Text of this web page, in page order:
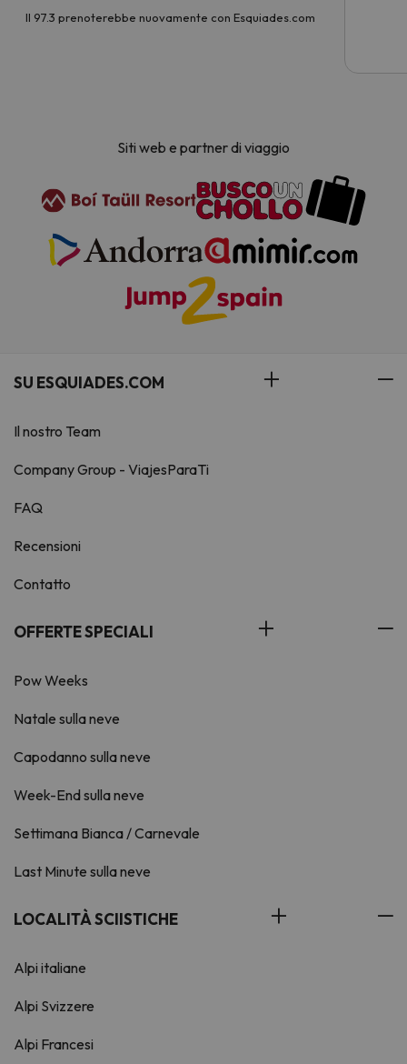
Il 97.3 prenoterebbe nuovamente con Esquiades.com
Siti web e partner di viaggio
SU ESQUIADES.COM
Il nostro Team
Company Group - ViajesParaTi
FAQ
Recensioni
Contatto
OFFERTE SPECIALI
Pow Weeks
Natale sulla neve
Capodanno sulla neve
Week-End sulla neve
Settimana Bianca / Carnevale
Last Minute sulla neve
LOCALITÀ SCIISTICHE
Alpi italiane
Alpi Svizzere
Alpi Francesi